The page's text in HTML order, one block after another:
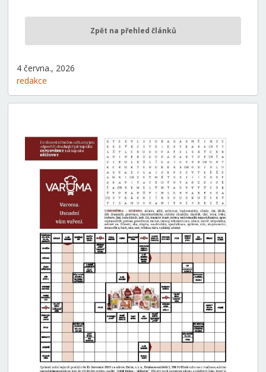
Zpět na přehled článků
4 června., 2026
redakce